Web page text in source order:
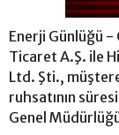
Enerji Günlüğü -
Ticaret A.Ş. ile
Ltd. Şti.,
ruhsatının
Genel